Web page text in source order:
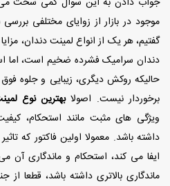
موجود در بازار از زوایای مختلفی
گفتیم، هر یک از انواع لمینت دندان،
دندان سرامیک فشرده ضخیم است، اما
حالیکه روکش دیگری، زیبایی و جلوه
برخوردار نیست. اصولابهترین نوع
ویژگی های مثبت مانند استحکام،
داشته باشد. معمولا اولین فاکتور که
ایفا می کند، استحکام و ماندگاری آن
ماندگاری بالاتری داشته باشد، قطعا از